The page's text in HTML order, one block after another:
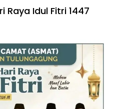
Raya Idul Fitri 1447